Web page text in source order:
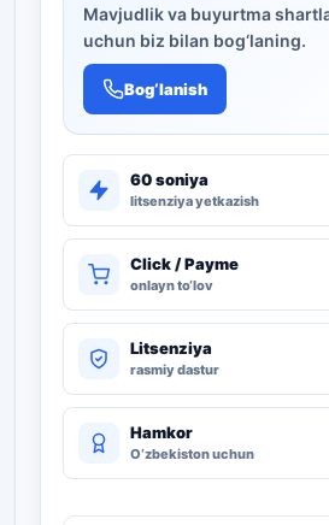
Mavjudlik va buyurtma
uchun biz bilan bog‘laning.
Bog‘lanish
60 soniya
litsenziya yetkazish
Click / Payme
onlayn to‘lov
Litsenziya
rasmiy dastur
Hamkor
O‘zbekiston uchun